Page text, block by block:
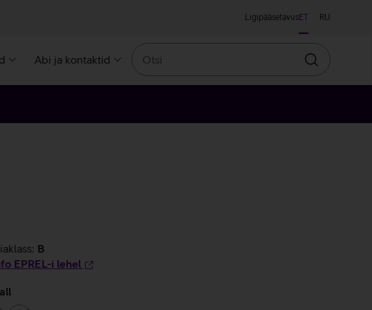
LigipääsetavusET RU
Abi ja kontaktid
Otsin
B
EPREL-i lehel